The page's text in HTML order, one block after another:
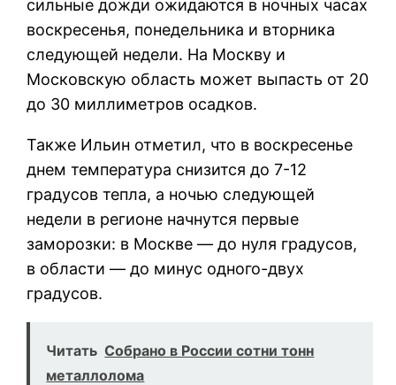
сильные дожди ожидаются в ночных часах
воскресенья, понедельника и вторника
следующей недели. На Москву и
Московскую область может выпасть от 20
до 30 миллиметров осадков.
Также Ильин отметил, что в воскресенье
днем температура снизится до 7-12
градусов тепла, а ночью следующей
недели в регионе начнутся первые
заморозки: в Москве — до нуля градусов,
в области — до минус одного-двух
градусов.
Читать Собрано в России сотни тонн
металлолома